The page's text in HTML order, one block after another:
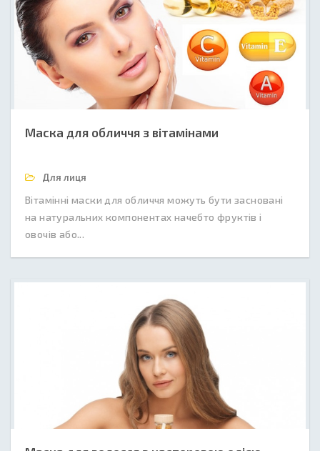
Маска для обличчя з вітамінами
Для лиця
Вітамінні маски для обличчя можуть бути засновані
на натуральних компонентах начебто фруктів і
овочів або...